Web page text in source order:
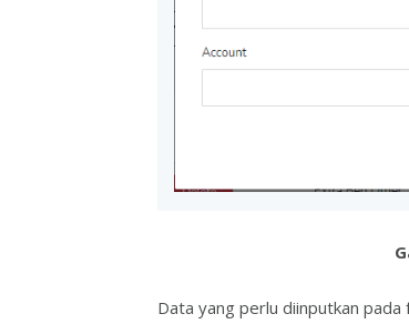
Data yang perlu diinputkan